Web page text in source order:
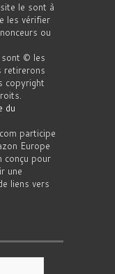
le sont à
les vérifier
ou
sont © les
retirerons
copyright
du
participe
Europe
conçu pour
une
liens vers